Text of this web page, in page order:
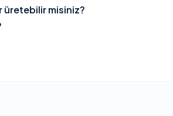
üretebilir misiniz?